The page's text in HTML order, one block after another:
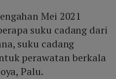
Mei 2021
suku cadang dari
suku cadang
perawatan berkala
Palu.